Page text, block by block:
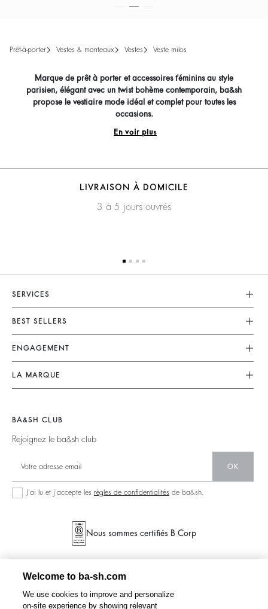
prêt-à-porter vestes & manteaux vestes veste milos
Marque de prêt à porter et accessoires féminins au style
parisien, élégant avec un twist bohème contemporain, ba&sh
propose le vestiaire mode idéal et complet pour toutes les
occasions.
En voir plus
LIVRAISON À DOMICILE
3 à 5 jours ouvrés
SERVICES
Service Client
FAQ
Retouches & Réparations
accessibilité
BEST SELLERS
Robes
Combinaisons
Tops & Chemises
Pulls & Cardigans
Dos Nus
ENGAGEMENT
Nos Engagements
Planète
Circularité
Communauté
Collection Responsable
Seconde Main
LA MARQUE
Barbara & Sharon
125 Et Après
Nos Boutiques
BA&SH CLUB
Rejoignez le ba&sh club
OK
J’ai lu et j’accepte les règles de confidentialités de ba&sh.
Nous sommes certifiés B Corp
Welcome to ba-sh.com
We use cookies to improve and personalize
on-site experience by showing relevant